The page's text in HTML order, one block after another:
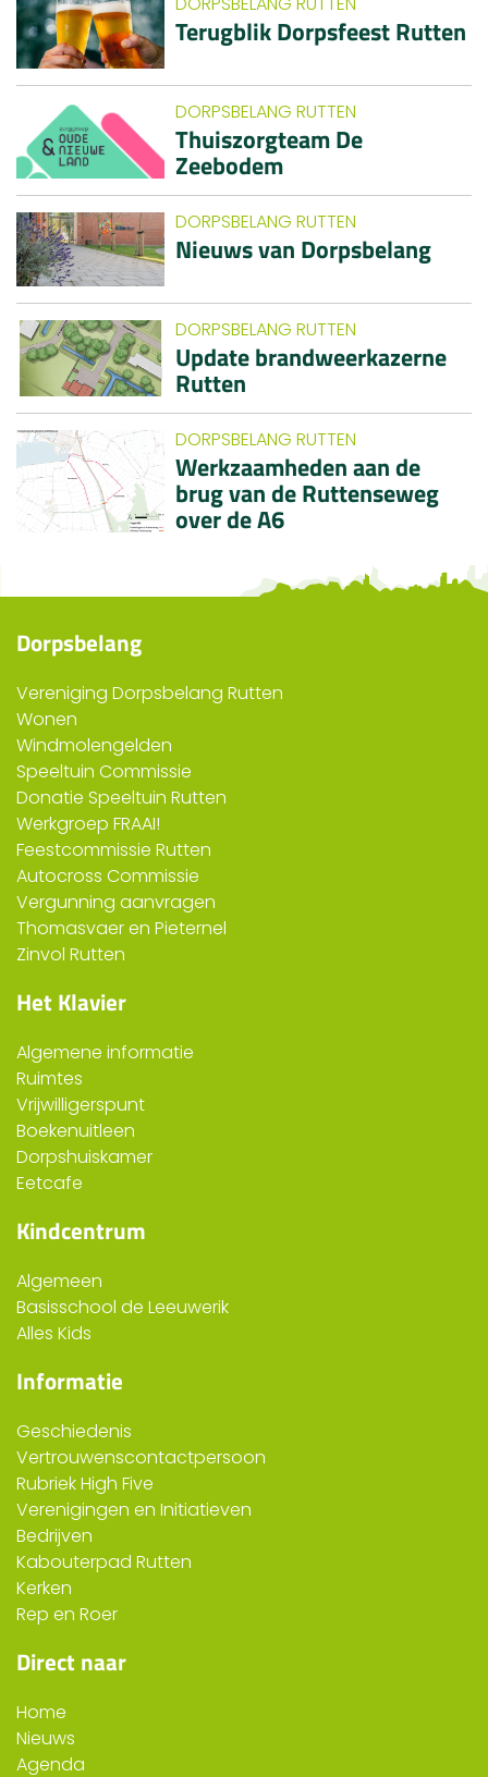
Terugblik Dorpsfeest Rutten
DORPSBELANG RUTTEN
Thuiszorgteam De
Zeebodem
DORPSBELANG RUTTEN
Nieuws van Dorpsbelang
DORPSBELANG RUTTEN
Update brandweerkazerne
Rutten
DORPSBELANG RUTTEN
Werkzaamheden aan de
brug van de Ruttenseweg
over de A6
Dorpsbelang
Vereniging Dorpsbelang Rutten
Wonen
Windmolengelden
Speeltuin Commissie
Donatie Speeltuin Rutten
Werkgroep FRAAI!
Feestcommissie Rutten
Autocross Commissie
Vergunning aanvragen
Thomasvaer en Pieternel
Zinvol Rutten
Het Klavier
Algemene informatie
Ruimtes
Vrijwilligerspunt
Boekenuitleen
Dorpshuiskamer
Eetcafe
Kindcentrum
Algemeen
Basisschool de Leeuwerik
Alles Kids
Informatie
Geschiedenis
Vertrouwenscontactpersoon
Rubriek High Five
Verenigingen en Initiatieven
Bedrijven
Kabouterpad Rutten
Kerken
Rep en Roer
Direct naar
Home
Nieuws
Agenda